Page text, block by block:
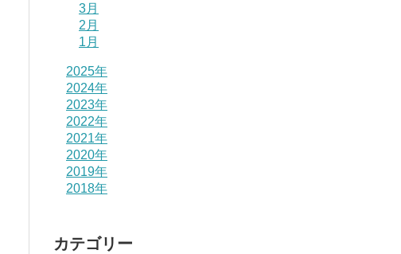
3月
2月
1月
2025年
2024年
2023年
2022年
2021年
2020年
2019年
2018年
カテゴリー